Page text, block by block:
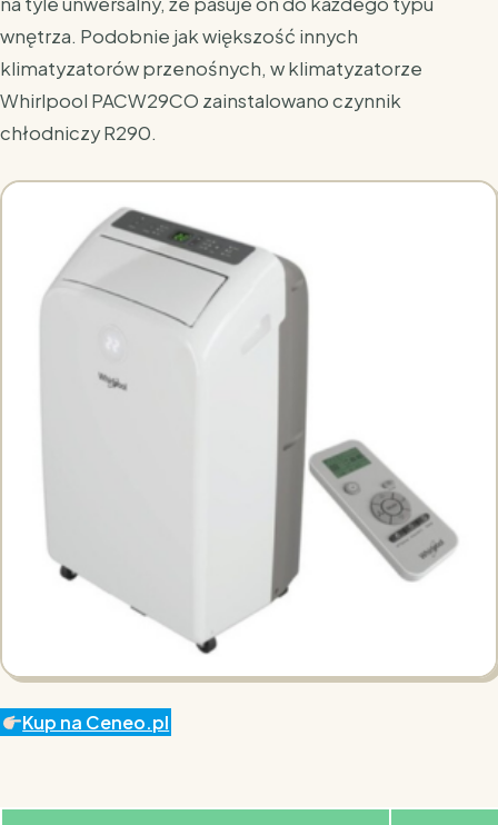
wnętrza. Podobnie jak większość innych
klimatyzatorów przenośnych, w klimatyzatorze
Whirlpool PACW29CO zainstalowano czynnik
chłodniczy R290.
Kup na Ceneo.pl